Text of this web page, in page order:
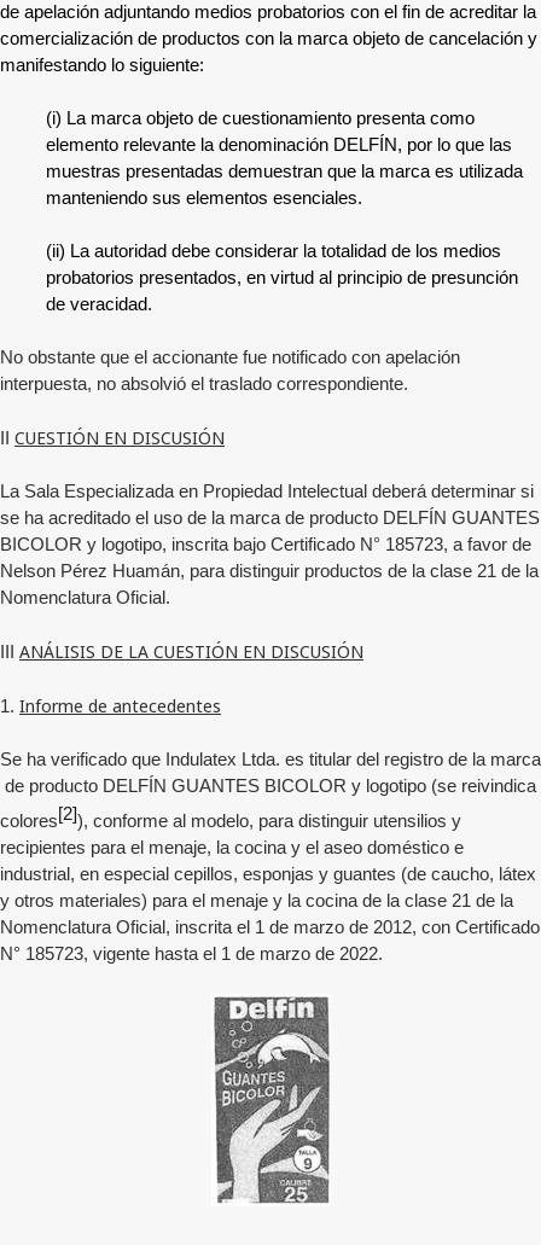
de apelación adjuntando medios probatorios con el fin de acreditar la
comercialización de productos con la marca objeto de cancelación y
manifestando lo siguiente:
(i) La marca objeto de cuestionamiento presenta como
elemento relevante la denominación DELFÍN, por lo que las
muestras presentadas demuestran que la marca es utilizada
manteniendo sus elementos esenciales.
(ii) La autoridad debe considerar la totalidad de los medios
probatorios presentados, en virtud al principio de presunción
de veracidad.
No obstante que el accionante fue notificado con apelación
interpuesta, no absolvió el traslado correspondiente.
CUESTIÓN EN DISCUSIÓN
La Sala Especializada en Propiedad Intelectual deberá determinar si
se ha acreditado el uso de la marca de producto DELFÍN GUANTES
BICOLOR y logotipo, inscrita bajo Certificado N° 185723, a favor de
Nelson Pérez Huamán, para distinguir productos de la clase 21 de la
Nomenclatura Oficial.
ANÁLISIS DE LA CUESTIÓN EN DISCUSIÓN
1. Informe de antecedentes
Se ha verificado que Indulatex Ltda. es titular del registro de la marca
de producto DELFÍN GUANTES BICOLOR y logotipo (se reivindica
colores[2]), conforme al modelo, para distinguir utensilios y
recipientes para el menaje, la cocina y el aseo doméstico e
industrial, en especial cepillos, esponjas y guantes (de caucho, látex
y otros materiales) para el menaje y la cocina de la clase 21 de la
Nomenclatura Oficial, inscrita el 1 de marzo de 2012, con Certificado
N° 185723, vigente hasta el 1 de marzo de 2022.